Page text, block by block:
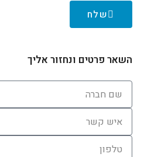
שלח
השאר פרטים ונחזור אליך